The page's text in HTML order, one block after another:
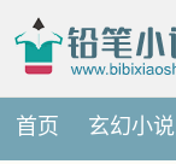
首页 玄幻小说